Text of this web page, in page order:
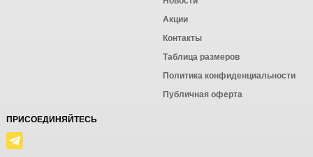
Акции
Контакты
Таблица размеров
Политика конфиденциальности
Публичная оферта
ПРИСОЕДИНЯЙТЕСЬ